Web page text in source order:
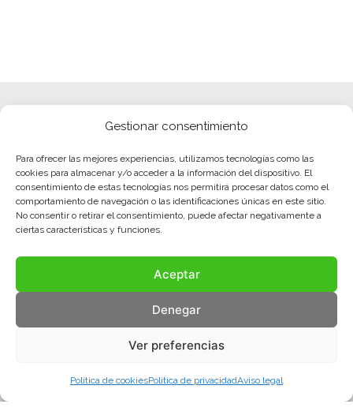
Gestionar consentimiento
Para ofrecer las mejores experiencias, utilizamos tecnologías como las
cookies para almacenar y/o acceder a la información del dispositivo. El
consentimiento de estas tecnologías nos permitirá procesar datos como el
comportamiento de navegación o las identificaciones únicas en este sitio.
No consentir o retirar el consentimiento, puede afectar negativamente a
ciertas características y funciones.
Aceptar
Denegar
Ver preferencias
Política de cookiesPolítica de privacidadAviso legal